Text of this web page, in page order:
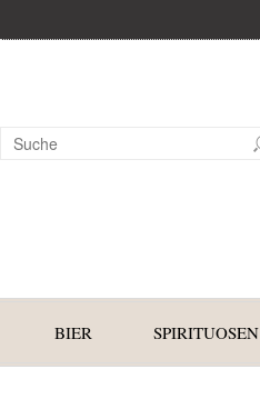
BIER SPIRITUOSEN